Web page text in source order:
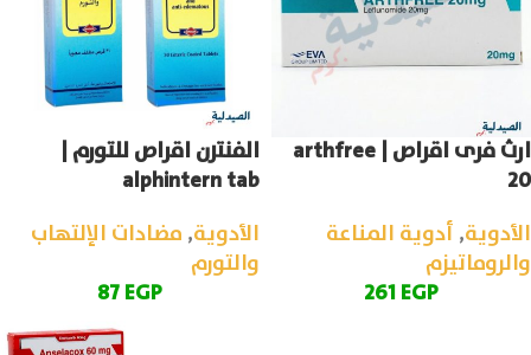
ارث فرى اقراص | arthfree
20
الأدوية, أدوية المناعة
والروماتيزم
261EGP
الفنترن اقراص للتورم |
alphintern tab
الأدوية, مضادات الإلتهاب
والتورم
87EGP